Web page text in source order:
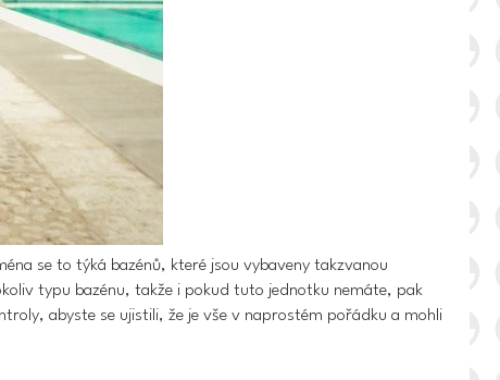
se to týká bazénů, které jsou vybaveny takzvanou
typu bazénu, takže i pokud tuto jednotku nemáte, pak
abyste se ujistili, že je vše v naprostém pořádku a mohli